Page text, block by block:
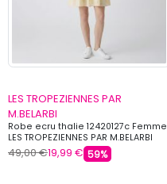
LES TROPEZIENNES PAR
M.BELARBI
Robe ecru thalie 12420127c Femme
LES TROPEZIENNES PAR M.BELARBI
49,00 €19,99 € 59%